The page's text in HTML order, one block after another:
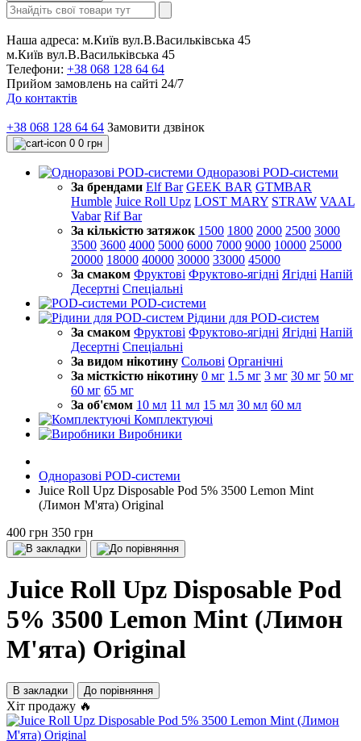
Наша адреса: м.Київ вул.В.Васильківська 45
м.Київ вул.В.Васильківська 45
Телефони: +38 068 128 64 64
Прийом замовлень на сайті 24/7
До контактів
+38 068 128 64 64 Замовити дзвінок
0 0 грн
Одноразові POD-системи
За брендами Elf Bar GEEK BAR GTMBAR
Humble Juice Roll Upz LOST MARY STRAW VAAL
Vabar Rif Bar
За кількістю затяжок 1500 1800 2000 2500 3000
3500 3600 4000 5000 6000 7000 9000 10000 25000
20000 18000 40000 30000 33000 45000
За смаком Фруктові Фруктово-ягідні Ягідні Напій
Десертні Спеціальні
POD-системи
Рідини для POD-систем
За смаком Фруктові Фруктово-ягідні Ягідні Напій
Десертні Спеціальні
За видом нікотину Сольові Органічні
За місткістю нікотину 0 мг 1.5 мг 3 мг 30 мг 50 мг
60 мг 65 мг
За об'ємом 10 мл 11 мл 15 мл 30 мл 60 мл
Комплектуючі
Виробники
Одноразові POD-системи
Juice Roll Upz Disposable Pod 5% 3500 Lemon Mint
(Лимон М'ята) Original
400 грн 350 грн
Juice Roll Upz Disposable Pod
5% 3500 Lemon Mint (Лимон
М'ята) Original
В закладки До порівняння
Хіт продажу 🔥